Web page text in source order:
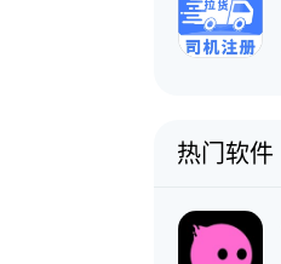
热门软件